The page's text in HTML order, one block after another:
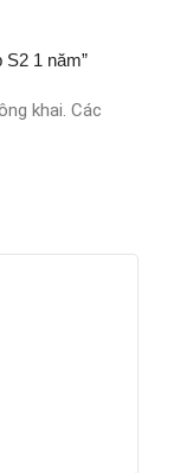
S2 1 năm”
khai. Các